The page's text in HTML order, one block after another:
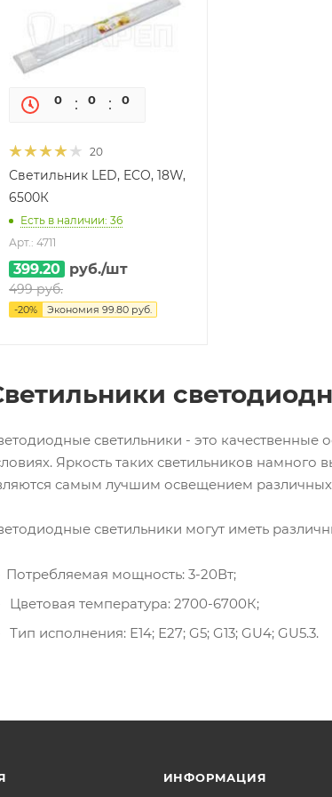
0 0 0
20
Светильник LED, ECO, 18W,
6500К
Есть в наличии: 36
Арт.: 4711
399.20 руб./шт
499руб.
-20% Экономия 99.80 руб.
светильники - это
Яркость таких светильников
самым лучшим освещением
светильники могут иметь
Потребляемая мощность: 3-20Вт;
Цветовая температура: 2700-6700К;
Тип исполнения: Е14; Е27; G5; G13; GU4; GU5.3.
ИНФОРМАЦИЯ